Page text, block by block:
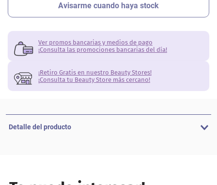
Ver promos bancarias y medios de pago
¡Consulta las promociones bancarias del día!
¡Retiro Gratis en nuestro Beauty Stores!
¡Consulta tu Beauty Store más cercano!
Detalle del producto